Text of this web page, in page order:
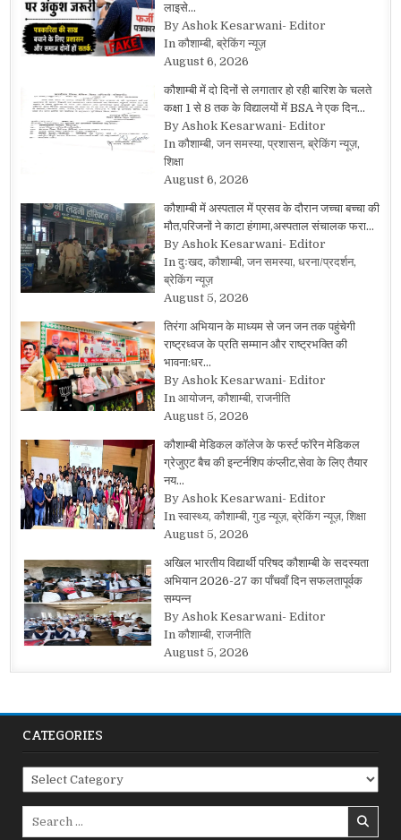
लाइसे…
By Ashok Kesarwani- Editor
In कौशाम्बी, ब्रेकिंग न्यूज़
August 6, 2026
कौशाम्बी में दो दिनों से लगातार हो रही बारिश के चलते
कक्षा 1 से 8 तक के विद्यालयों में BSA ने एक दिन…
By Ashok Kesarwani- Editor
In कौशाम्बी, जन समस्या, प्रशासन, ब्रेकिंग न्यूज़,
शिक्षा
August 6, 2026
कौशाम्बी में अस्पताल में प्रसव के दौरान जच्चा बच्चा की
मौत,परिजनों ने काटा हंगामा,अस्पताल संचालक फरा…
By Ashok Kesarwani- Editor
In दुःखद, कौशाम्बी, जन समस्या, धरना/प्रदर्शन,
ब्रेकिंग न्यूज़
August 5, 2026
तिरंगा अभियान के माध्यम से जन जन तक पहुंचेगी
राष्ट्रध्वज के प्रति सम्मान और राष्ट्रभक्ति की
भावना:धर…
By Ashok Kesarwani- Editor
In आयोजन, कौशाम्बी, राजनीति
August 5, 2026
कौशाम्बी मेडिकल कॉलेज के फर्स्ट फॉरेन मेडिकल
ग्रेजुएट बैच की इन्टर्नशिप कंप्लीट,सेवा के लिए तैयार
नय…
By Ashok Kesarwani- Editor
In स्वास्थ्य, कौशाम्बी, गुड न्यूज़, ब्रेकिंग न्यूज़, शिक्षा
August 5, 2026
अखिल भारतीय विद्यार्थी परिषद कौशाम्बी के सदस्यता
अभियान 2026-27 का पाँचवाँ दिन सफलतापूर्वक
सम्पन्न
By Ashok Kesarwani- Editor
In कौशाम्बी, राजनीति
August 5, 2026
CATEGORIES
Categories